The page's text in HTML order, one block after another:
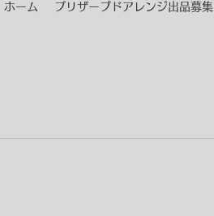
ホーム プリザーブドアレンジ出品募集